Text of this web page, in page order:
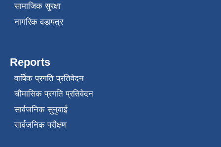
सामाजिक सुरक्षा
नागरिक वडापत्र
Reports
वार्षिक प्रगति प्रतिवेदन
चौमासिक प्रगति प्रतिवेदन
सार्वजनिक सुनुवाई
सार्वजनिक परीक्षण